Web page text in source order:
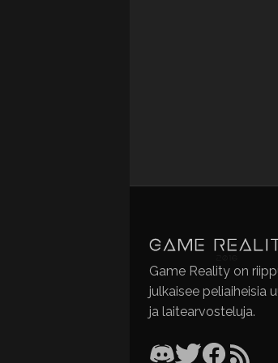
Game Reality on
julkaisee peliaiheisia
ja laitearvosteluja.